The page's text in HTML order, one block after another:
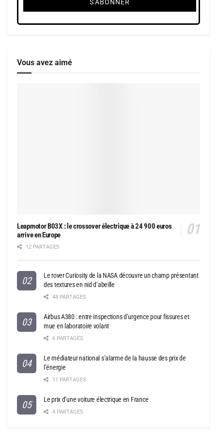
Vous avez aimé
Leapmotor B03X : le crossover électrique à 24 900 euros
arrive en Europe
12 PARTAGES
Le rover Curiosity de la NASA découvre un champ présentant
des textures en nid d’abeille
48 PARTAGES
Airbus A380 : entre inspections d’urgence pour fissures et
mue en laboratoire volant
6 PARTAGES
Le médiateur national s’alarme de la hausse des prix de
l’énergie
11 PARTAGES
Le prix d’une voiture électrique en France
4 PARTAGES